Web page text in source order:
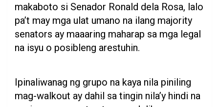
makaboto si Senador Ronald dela Rosa, lalo
pa’t may mga ulat umano na ilang majority
senators ay maaaring maharap sa mga legal
na isyu o posibleng arestuhin.
Ipinaliwanag ng grupo na kaya nila piniling
mag-walkout ay dahil sa tingin nila’y hindi na